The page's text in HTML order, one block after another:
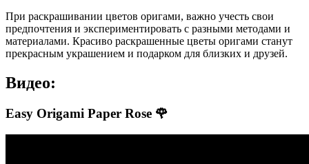
При раскрашивании цветов оригами, важно учесть свои
предпочтения и экспериментировать с разными методами и
материалами. Красиво раскрашенные цветы оригами станут
прекрасным украшением и подарком для близких и друзей.
Видео:
Easy Origami Paper Rose 🌹